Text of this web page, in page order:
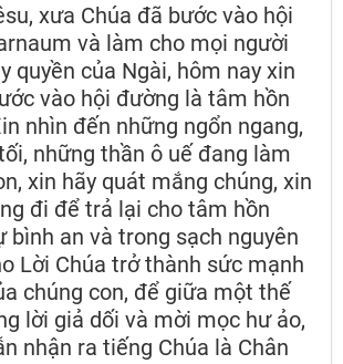
xưa Chúa đã bước vào hội
và làm cho mọi người
quyền của Ngài, hôm nay xin
vào hội đường là tâm hồn
nhìn đến những ngổn ngang,
những thần ô uế đang làm
xin hãy quát mắng chúng, xin
đi để trả lại cho tâm hồn
bình an và trong sạch nguyên
Lời Chúa trở thành sức mạnh
chúng con, để giữa một thế
lời giả dối và mời mọc hư ảo,
nhận ra tiếng Chúa là Chân